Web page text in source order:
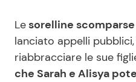
Lesorelline
lanciato appelli
riabbracciare le sue
che Sarah e Alisya